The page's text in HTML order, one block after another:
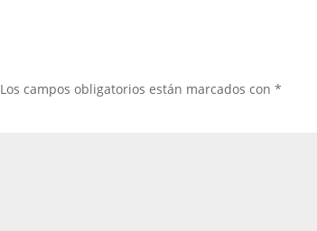
Los campos obligatorios están marcados con*